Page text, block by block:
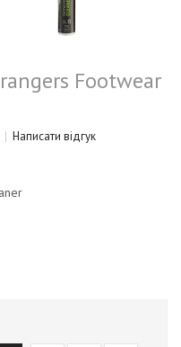
Footwear
Написати відгук